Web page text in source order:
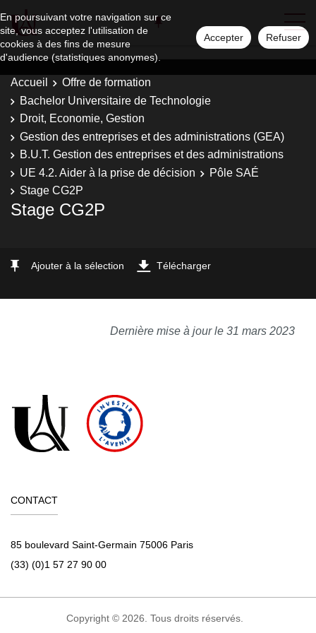
En poursuivant votre navigation sur ce
site, vous acceptez l'utilisation de
cookies à des fins de mesure
d'audience (statistiques anonymes).
Accepter Refuser
Accueil
Offre de formation
Bachelor Universitaire de Technologie
Droit, Economie, Gestion
Gestion des entreprises et des administrations (GEA)
B.U.T. Gestion des entreprises et des administrations
UE 4.2. Aider à la prise de décision
Pôle SAÉ
Stage CG2P
Stage CG2P
Ajouter à la sélection Télécharger
Dernière mise à jour le 31 mars 2023
CONTACT
85 boulevard Saint-Germain 75006 Paris
(33) (0)1 57 27 90 00
Copyright © 2026. Tous droits réservés.